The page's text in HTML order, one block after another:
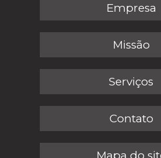
Empresa
Missão
Serviços
Contato
Mapa do